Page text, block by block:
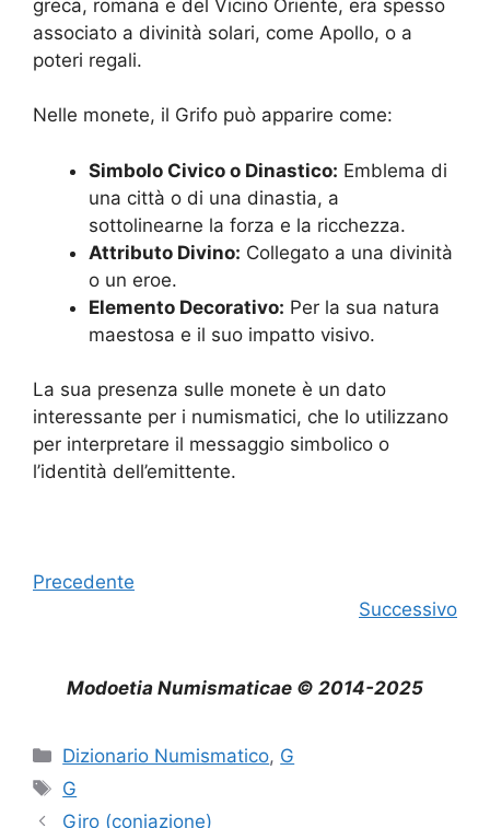
greca, romana e del Vicino Oriente, era spesso
associato a divinità solari, come Apollo, o a
poteri regali.
Nelle monete, il Grifo può apparire come:
Simbolo Civico o Dinastico: Emblema di
una città o di una dinastia, a
sottolinearne la forza e la ricchezza.
Attributo Divino: Collegato a una divinità
o un eroe.
Elemento Decorativo: Per la sua natura
maestosa e il suo impatto visivo.
La sua presenza sulle monete è un dato
interessante per i numismatici, che lo utilizzano
per interpretare il messaggio simbolico o
l’identità dell’emittente.
Precedente
Successivo
Modoetia Numismaticae © 2014-2025
Categorie
Dizionario Numismatico, G
Tag
G
Giro (coniazione)